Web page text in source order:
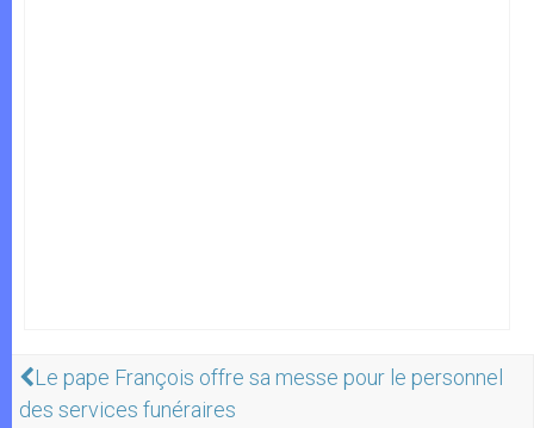
Le pape François offre sa messe pour le personnel
des services funéraires